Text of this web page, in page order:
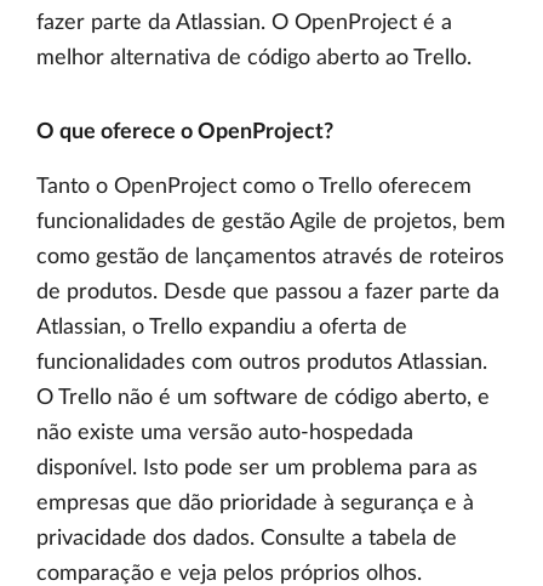
fazer parte da Atlassian. O OpenProject é a
melhor alternativa de código aberto ao Trello.
O que oferece o OpenProject?
Tanto o OpenProject como o Trello oferecem
funcionalidades de gestão Agile de projetos, bem
como gestão de lançamentos através de roteiros
de produtos. Desde que passou a fazer parte da
Atlassian, o Trello expandiu a oferta de
funcionalidades com outros produtos Atlassian.
O Trello não é um software de código aberto, e
não existe uma versão auto-hospedada
disponível. Isto pode ser um problema para as
empresas que dão prioridade à segurança e à
privacidade dos dados. Consulte a tabela de
comparação e veja pelos próprios olhos.